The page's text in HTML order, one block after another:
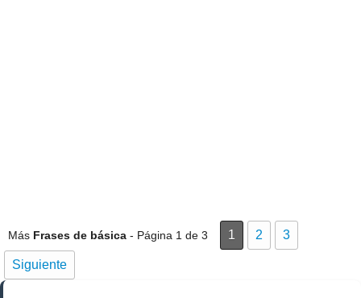
Más Frases de básica - Página 1 de 3 1 2 3
Siguiente